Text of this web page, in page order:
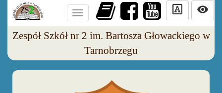
visibility
slab_serif
Toggle
navigation
Zespół Szkół nr 2 im. Bartosza Głowackiego w
Tarnobrzegu